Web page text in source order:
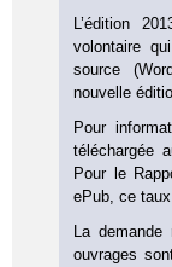
L’édition
volontaire
source
nouvelle
Pour
téléchargée
Pour le
ePub, ce
La
ouvrages